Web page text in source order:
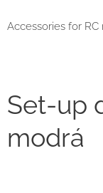
Accessories for
Set-up
modrá